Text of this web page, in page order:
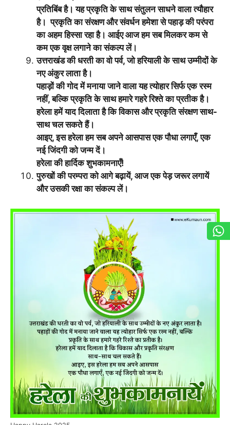
प्रतिबिंब है।यह प्रकृति के साथ संतुलन साधने वाला त्यौहार
है।प्रकृति का संरक्षण और संवर्धन हमेशा से पहाड़ की परंपरा
का अहम हिस्सा रहा है। आईए आज हम सब मिलकर कम से
कम एक वृक्ष लगाने का संकल्प लें।
उत्तराखंड की धरती का वो पर्व, जो हरियाली के साथ उम्मीदों के
नए अंकुर लाता है।
पहाड़ों की गोद में मनाया जाने वाला यह त्योहार सिर्फ एक रस्म
नहीं, बल्कि प्रकृति के साथ हमारे गहरे रिश्ते का प्रतीक है।
हरेला हमें याद दिलाता है कि विकास और प्रकृति संरक्षण साथ-
साथ चल सकते हैं।
आइए, इस हरेला हम सब अपने आसपास एक पौधा लगाएँ, एक
नई जिंदगी को जन्म दें।
हरेला की हार्दिक शुभकामनाएँ!
पुरुखों की परम्परा को आगे बढ़ायें, आज एक पेड़ जरूर लगायें
और उसकी रक्षा का संकल्प लें।